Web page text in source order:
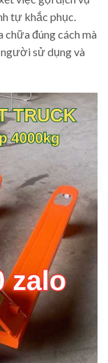
tự khắc phục.
đúng cách mà
sử dụng và